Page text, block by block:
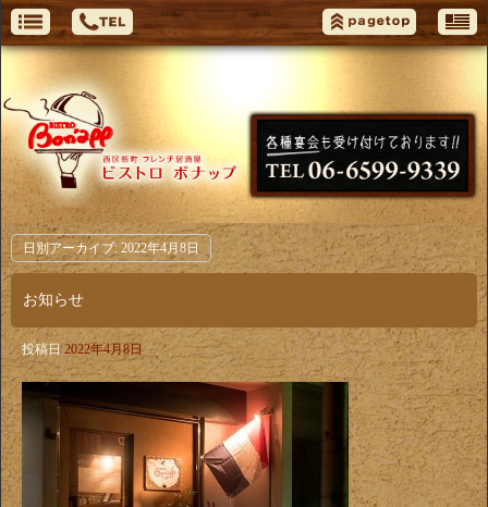
日別アーカイブ: 2022年4月8日
お知らせ
投稿日 2022年4月8日